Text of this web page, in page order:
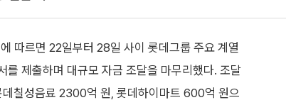
따르면 22일부터 28일 사이 롯데그룹 주요 계열
를 제출하며 대규모 자금 조달을 마무리했다. 조달
칠성음료 2300억 원, 롯데하이마트 600억 원으